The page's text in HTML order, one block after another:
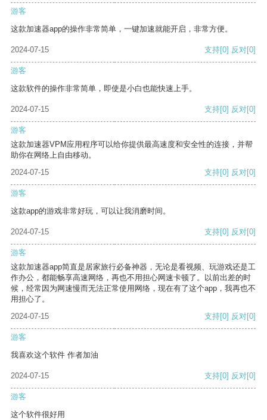
游客
这款加速器app的操作非常简单，一键加速就能开启，非常方便。
2024-07-15 支持[0] 反对[0]
游客
这款软件的操作非常简单，即使是小白也能快速上手。
2024-07-15 支持[0] 反对[0]
游客
这款加速器VPM应用程序可以给你提供最高速度和安全性的连接，并帮
助你在网络上自由移动。
2024-07-15
支持[0] 反对[0]
游客
这款app的游戏非常好玩，可以让我消磨时间。
2024-07-15 支持[0] 反对[0]
游客
这款加速器app简直是居家旅行必备神器，无论是看视频、玩游戏还是工
作办公，都能畅享高速网络，再也不用担心网速卡顿了。以前出差的时
候，经常因为网速慢而无法正常使用网络，现在有了这个app，我再也不
用担心了。
2024-07-15
支持[0] 反对[0]
游客
我喜欢这个软件 作者加油
2024-07-15 支持[0] 反对[0]
游客
这个软件很好用